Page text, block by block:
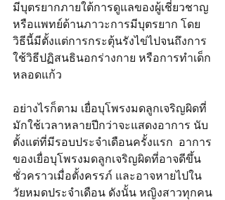
มีบุตรยากภายใต้การดูแลของผู้เชี่ยวชาญ
หรือแพทย์ด้านภาวะการมีบุตรยาก โดย
วิธีนี้มีตั้งแต่การกระตุ้นรังไข่ไปจนถึงการ
ใช้วิธีปฏิสนธินอกร่างกาย หรือการทำเด็ก
หลอดแก้ว
อย่างไรก็ตาม เยื่อบุโพรงมดลูกเจริญผิดที่
มักใช้เวลาหลายปีกว่าจะแสดงอาการ นับ
ตั้งแต่ที่มีรอบประจำเดือนครั้งแรก  อาการ
ของเยื่อบุโพรงมดลูกเจริญผิดที่อาจดีขึ้น
ชั่วคราวเมื่อตั้งครรภ์ และอาจหายไปใน
วัยหมดประจำเดือน ดังนั้น หญิงสาวทุกคน